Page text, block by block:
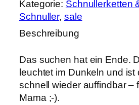
ü
n
g
l
e
r
c
h
u
l
r
"
D
Kategorie: Schnullerketten
Schnuller, sale
Beschreibung
Das suchen hat ein Ende.
leuchtet im Dunkeln und ist
schnell wieder auffindbar –
Mama ;-).